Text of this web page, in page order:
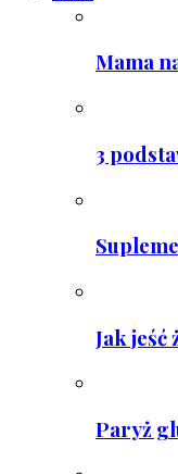
Mama
3
Jak jeść
Paryż